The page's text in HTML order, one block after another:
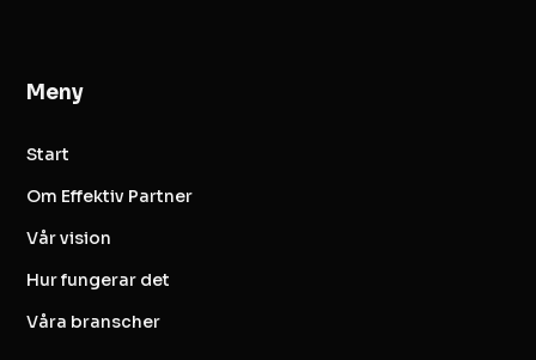
Meny
Start
Om Effektiv Partner
Vår vision
Hur fungerar det
Våra branscher